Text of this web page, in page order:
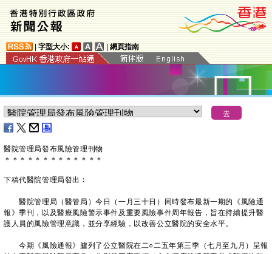
字型大小: 網頁指南
醫院管理局發布風險管理刊物
＊ ＊ ＊ ＊ ＊ ＊ ＊ ＊ ＊ ＊ ＊ ＊ ＊
下稿代醫院管理局發出︰
醫院管理局（醫管局）今日（一月三十日）同時發布最新一期的《風險通
報》季刊，以及醫療風險警示事件及重要風險事件周年報告，旨在持續提升醫
護人員的風險管理意識，並分享經驗，以改善公立醫院的安全水平。
今期《風險通報》臚列了公立醫院在二○二五年第三季（七月至九月）呈報